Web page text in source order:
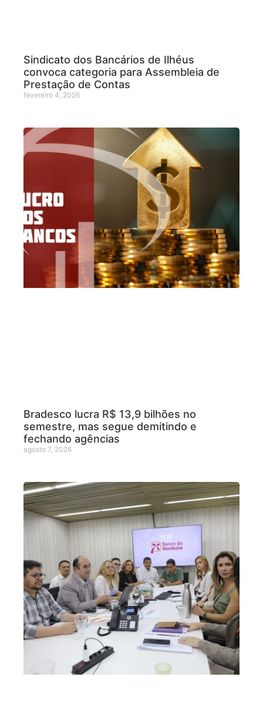
Sindicato dos Bancários de Ilhéus
convoca categoria para Assembleia de
Prestação de Contas
fevereiro 4, 2026
Bradesco lucra R$ 13,9 bilhões no
semestre, mas segue demitindo e
fechando agências
agosto 7, 2026